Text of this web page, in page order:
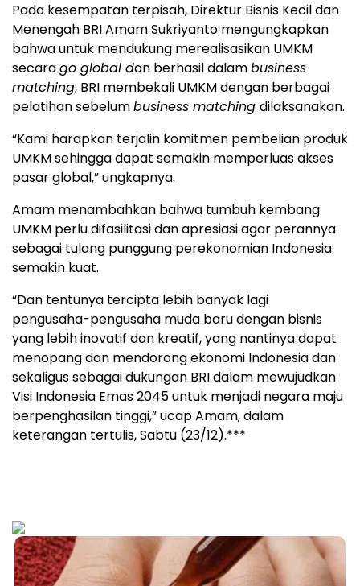
Pada kesempatan terpisah, Direktur Bisnis Kecil dan
Menengah BRI Amam Sukriyanto mengungkapkan
bahwa untuk mendukung merealisasikan UMKM
secarago global dan berhasil dalambusiness
matching, BRI membekali UMKM dengan berbagai
pelatihan sebelumbusiness matching dilaksanakan.
“Kami harapkan terjalin komitmen pembelian produk
UMKM sehingga dapat semakin memperluas akses
pasar global,” ungkapnya.
Amam menambahkan bahwa tumbuh kembang
UMKM perlu difasilitasi dan apresiasi agar perannya
sebagai tulang punggung perekonomian Indonesia
semakin kuat.
“Dan tentunya tercipta lebih banyak lagi
pengusaha-pengusaha muda baru dengan bisnis
yang lebih inovatif dan kreatif, yang nantinya dapat
menopang dan mendorong ekonomi Indonesia dan
sekaligus sebagai dukungan BRI dalam mewujudkan
Visi Indonesia Emas 2045 untuk menjadi negara maju
berpenghasilan tinggi,” ucap Amam, dalam
keterangan tertulis, Sabtu (23/12).***